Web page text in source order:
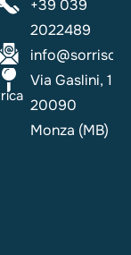
+39 039
2022489
Via Gaslini, 1
20090
Monza (MB)